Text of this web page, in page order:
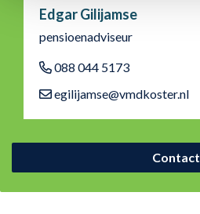
Edgar Gilijamse
pensioenadviseur
088 044 5173
egilijamse@vmdkoster.nl
Contact